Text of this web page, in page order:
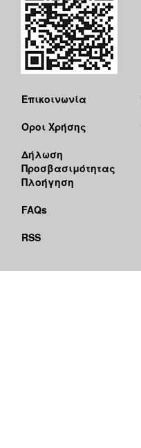
Επικοινωνία
Όροι Χρήσης
Δήλωση
Προσβασιμότητας
Πλοήγηση
FAQs
RSS